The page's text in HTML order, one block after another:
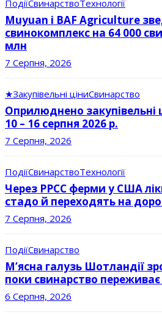
ПодіїСвинарствоТехнології
Muyuan і BAF Agriculture
свинокомплекс на 64 000
млн
7 Серпня, 2026
★Закупівельні ціниСвинарство
Оприлюднено закупівельні
10 – 16 серпня 2026 р.
7 Серпня, 2026
ПодіїСвинарствоТехнології
Через РРСС ферми у США
стадо й переходять на
7 Серпня, 2026
ПодіїСвинарство
М’ясна галузь Шотландії
поки свинарство
6 Серпня, 2026